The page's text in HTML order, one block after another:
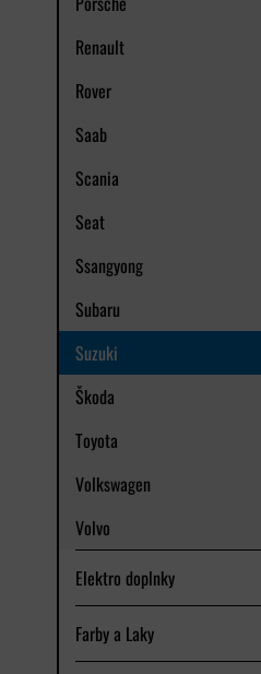
Renault
Rover
Saab
Scania
Seat
Ssangyong
Subaru
Suzuki
Škoda
Toyota
Volkswagen
Volvo
Elektro doplnky
Farby a Laky